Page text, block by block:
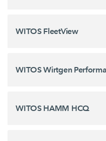
WITOS FleetView
WITOS Wirtgen
WITOS HAMM HCQ